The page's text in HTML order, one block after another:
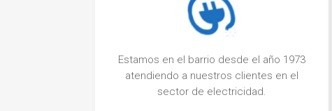
Estamos en el barrio desde el año 1973
atendiendo a nuestros clientes en el
sector de electricidad.